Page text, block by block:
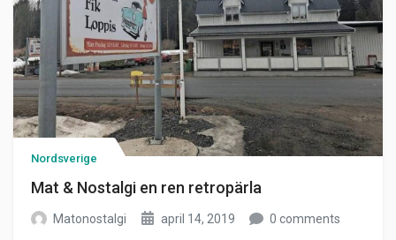
Nordsverige
Mat & Nostalgi en ren retropärla
Matonostalgi april 14, 2019 0 comments